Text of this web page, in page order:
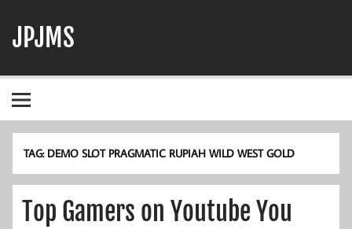
content
JPJMS
TAG: DEMO SLOT PRAGMATIC RUPIAH WILD WEST GOLD
Top Gamers on Youtube You